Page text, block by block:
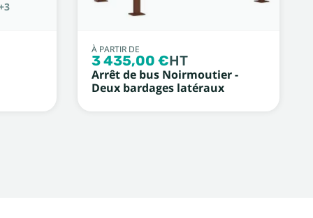
À PARTIR DE
3 435,00 €HT
Arrêt de bus Noirmoutier -
Deux bardages latéraux